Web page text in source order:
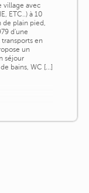
village avec
ETC..) à 10
plain pied,
d'une
en
un
séjour
bains, WC [...]